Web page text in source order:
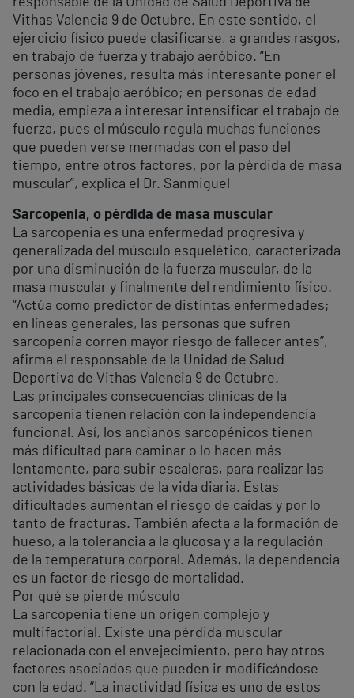
Vithas Valencia 9 de Octubre. En este sentido, el
ejercicio físico puede clasificarse, a grandes rasgos,
en trabajo de fuerza y trabajo aeróbico. “En
personas jóvenes, resulta más interesante poner el
foco en el trabajo aeróbico; en personas de edad
media, empieza a interesar intensificar el trabajo de
fuerza, pues el músculo regula muchas funciones
que pueden verse mermadas con el paso del
tiempo, entre otros factores, por la pérdida de masa
muscular”, explica el Dr. Sanmiguel
Sarcopenia, o pérdida de masa muscular
La sarcopenia es una enfermedad progresiva y
generalizada del músculo esquelético, caracterizada
por una disminución de la fuerza muscular, de la
masa muscular y finalmente del rendimiento físico.
“Actúa como predictor de distintas enfermedades;
en líneas generales, las personas que sufren
sarcopenia corren mayor riesgo de fallecer antes”,
afirma el responsable de la Unidad de Salud
Deportiva de Vithas Valencia 9 de Octubre.
Las principales consecuencias clínicas de la
sarcopenia tienen relación con la independencia
funcional. Así, los ancianos sarcopénicos tienen
más dificultad para caminar o lo hacen más
lentamente, para subir escaleras, para realizar las
actividades básicas de la vida diaria. Estas
dificultades aumentan el riesgo de caídas y por lo
tanto de fracturas. También afecta a la formación de
hueso, a la tolerancia a la glucosa y a la regulación
de la temperatura corporal. Además, la dependencia
es un factor de riesgo de mortalidad.
Por qué se pierde músculo
La sarcopenia tiene un origen complejo y
multifactorial. Existe una pérdida muscular
relacionada con el envejecimiento, pero hay otros
factores asociados que pueden ir modificándose
con la edad. “La inactividad física es uno de estos